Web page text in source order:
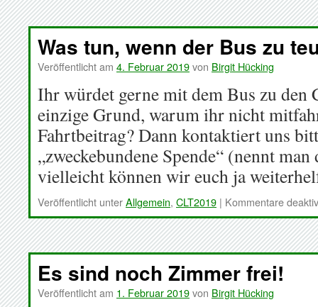
Was tun, wenn der Bus zu
Veröffentlicht am 4. Februar 2019von Birgit Hücking
Ihr würdet gerne mit dem Bus zu den
einzige Grund, warum ihr nicht
Fahrtbeitrag? Dann kontaktiert uns
„zweckebundene Spende“ (nennt man
vielleicht können wir euch ja
Veröffentlicht unterAllgemein, CLT2019 | Kommentare
Es sind noch Zimmer frei!
Veröffentlicht am 1. Februar 2019von Birgit Hücking